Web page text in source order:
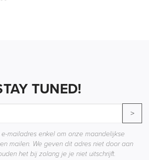
TUNED!
>
mailadres enkel om onze maandelijkse
mailen. We geven dit adres niet door aan
het bij zolang je je niet uitschrijft.